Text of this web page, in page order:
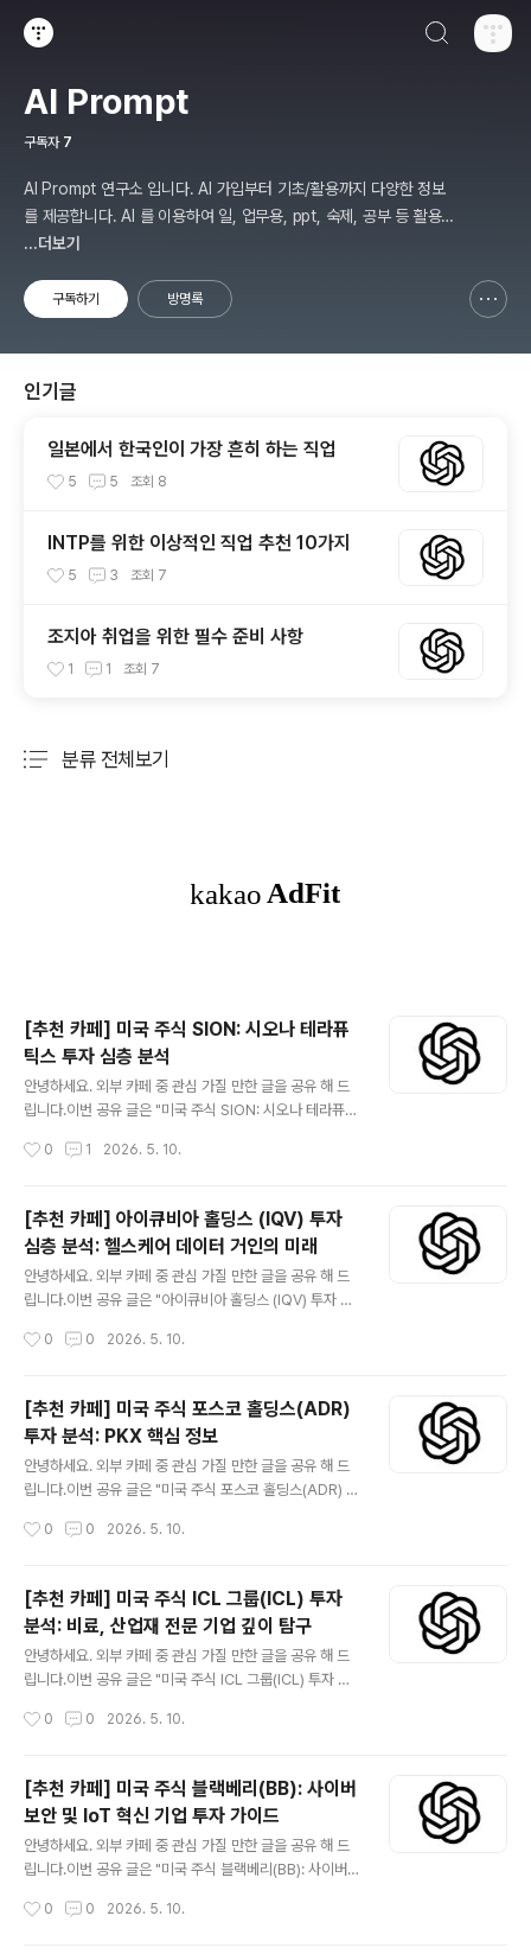
AI Prompt
구독자 7
AI Prompt 연구소 입니다. AI 가입부터 기초/활용까지 다양한 정보
를 제공합니다. AI 를 이용하여 일, 업무용, ppt, 숙제, 공부 등 활용
할 수 있는 분야를 적용하여 그 과정을 연구 하여 진행 합니다. * 본
경제, 금융, 상식 등 다양한 정보를 연구 합니다. * 한국/미국의 상승
...더보기
구독하기 방명록
인기글
일본에서 한국인이 가장 흔히 하는 직업
5 5 조회 8
INTP를 위한 이상적인 직업 추천 10가지
5 3 조회 7
조지아 취업을 위한 필수 준비 사항
1 1 조회 7
분류 전체보기
[추천 카페] 미국 주식 SION: 시오나 테라퓨
틱스 투자 심층 분석
안녕하세요. 외부 카페 중 관심 가질 만한 글을 공유 해 드
립니다.이번 공유 글은 "미국 주식 SION: 시오나 테라퓨틱
틱스)은 유전 질환 치료를 위한 혁신적인 유전자 치료제 개
미충족 의료 수요가 높은 희귀 질환 분야에서 새로운 치료
옵션을 제공하며, 글로벌 유전자 치료 시장의 성장에 발맞
춰 잠재력을 키우고 있습니다. 본 심층 분석은 SION의 회
사 개요, 비즈니스 모델, 주요 투자 요인 및 위험 요인을 다
루어 투자자들이 정보에 입각한 결정을 내릴 수 있도록 돕
바랍니다. 카페 사이트 미국 주식 SION: 시오나 테라퓨틱
0 1 2026. 5. 10.
[추천 카페] 아이큐비아 홀딩스 (IQV) 투자
심층 분석: 헬스케어 데이터 거인의 미래
안녕하세요. 외부 카페 중 관심 가질 만한 글을 공유 해 드
립니다.이번 공유 글은 "아이큐비아 홀딩스 (IQV) 투자 심
VIA Holdings (IQV)는 글로벌 헬스케어 정보 기술 및 임
첨단 분석 기술, 그리고 임상 연구 전문성을 결합하여 제약
및 생명과학 기업들이 신약 개발 및 상업화를 가속화할 수
있도록 지원합니다. 디지털 헬스케어 전환과 데이터 기반
의사결정의 중요성이 커지면서 IQVIA의 역할은 더욱 부각
되고 있으며, 혁신적인 솔루션을 통해 산업의 효율성을 높
꾸준한 성장 잠재력, 그리고 방어적 산업 특성에 주목하고
0 0 2026. 5. 10.
[추천 카페] 미국 주식 포스코 홀딩스(ADR)
투자 분석: PKX 핵심 정보
안녕하세요. 외부 카페 중 관심 가질 만한 글을 공유 해 드
립니다.이번 공유 글은 "미국 주식 포스코 홀딩스(ADR) 투
에서 거래되는 포스코 홀딩스(ADR) (티커: PKX)는 한국
통적인 철강 사업의 견고한 기반 위에 이차전지 소재, 수소
등 미래 신사업으로의 성공적인 전환을 추진하며 글로벌
친환경 미래 소재 대표 기업으로 도약하고 있습니다. 본 심
층 분석 글은 포스코 홀딩스(PKX)의 회사 개요, 비즈니스
모델, 주요 상승 및 하락 요인, 재무 정보, 그리고 투자자들
아우르며 투자 의사 결정에 필요한 객관적이고 사실적인
0 0 2026. 5. 10.
[추천 카페] 미국 주식 ICL 그룹(ICL) 투자
분석: 비료, 산업재 전문 기업 깊이 탐구
안녕하세요. 외부 카페 중 관심 가질 만한 글을 공유 해 드
립니다.이번 공유 글은 "미국 주식 ICL 그룹(ICL) 투자 분
L 그룹(뉴욕증권거래소: ICL)은 글로벌 농업 및 산업 분야
기업입니다. 이스라엘에 본사를 둔 ICL은 사해의 풍부한
자원을 기반으로 칼륨, 인산염, 브롬 등 핵심 광물을 채굴하
고, 이를 활용하여 비료, 산업용 특수 화학 제품, 식품 첨가
물 등을 생산합니다. 지속 가능한 농업 솔루션, 친환경 난연
제, 혁신적인 식품 소재 개발에 주력하며, 전 세계 식량 안
그룹의 사업 모델, 재무 현황, 성장 동력 및 투자 리..
0 0 2026. 5. 10.
[추천 카페] 미국 주식 블랙베리(BB): 사이버
보안 및 IoT 혁신 기업 투자 가이드
안녕하세요. 외부 카페 중 관심 가질 만한 글을 공유 해 드
립니다.이번 공유 글은 "미국 주식 블랙베리(BB): 사이버
베리(BlackBerry, BB)는 한때 스마트폰 시장의 강자였지
0 0 2026. 5. 10.